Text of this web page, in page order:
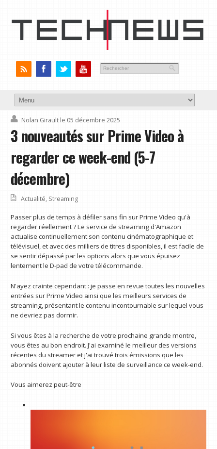
Nolan Girault le 05 décembre 2025
3 nouveautés sur Prime Video à
regarder ce week-end (5-7
décembre)
Actualité, Streaming
Passer plus de temps à défiler sans fin sur Prime Video qu'à
regarder réellement ? Le service de streaming d'Amazon
actualise continuellement son contenu cinématographique et
télévisuel, et avec des milliers de titres disponibles, il est facile de
se sentir dépassé par les options alors que vous épuisez
lentement le D-pad de votre télécommande.
N'ayez crainte cependant : je passe en revue toutes les nouvelles
entrées sur Prime Video ainsi que les meilleurs services de
streaming, présentant le contenu incontournable sur lequel vous
ne devriez pas dormir.
Si vous êtes à la recherche de votre prochaine grande montre,
vous êtes au bon endroit. J'ai examiné le meilleur des versions
récentes du streamer et j'ai trouvé trois émissions que les
abonnés doivent ajouter à leur liste de surveillance ce week-end.
Vous aimerez peut-être